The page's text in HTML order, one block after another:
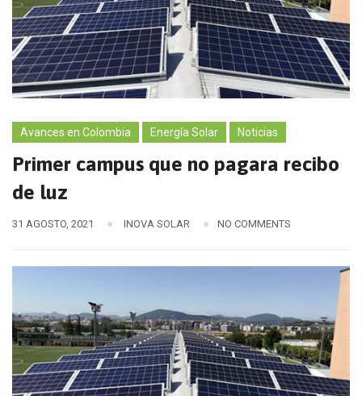
Avances en Colombia Energía Solar Noticias
Primer campus que no pagara recibo
de luz
31 AGOSTO, 2021 INOVA SOLAR NO COMMENTS